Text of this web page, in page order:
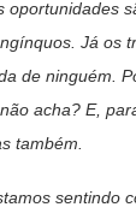
oportunidades
Já os
de ninguém.
acha? E,
também.
sentindo